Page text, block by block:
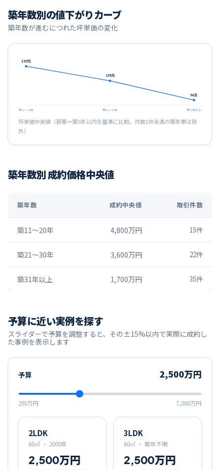
築年数別の値下がりカーブ
築年数が進むにつれた坪単価の変化
205万
築11〜20年
158万
築21〜30年
96万
築31年以上
坪単価中央値（新築＝築5年以内を基準に比較。件数3件未満の築年帯は除
外）
築年数別 成約価格中央値
築年数 成約中央値 取引件数
築11〜20年 4,800万円 15件
築21〜30年 3,600万円 22件
築31年以上 1,700万円 35件
予算に近い実例を探す
スライダーで予算を調整すると、その±15%以内で実際に成約し
た事例を表示します
予算 2,500万円
290万円 7,000万円
2LDK
60㎡ ・ 2000年
2,500万円
3LDK
60㎡ ・ 築年不明
2,500万円